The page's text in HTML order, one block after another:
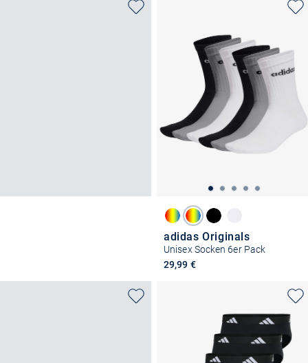
adidas Originals
Unisex Socken 6er Pack
29,99 €